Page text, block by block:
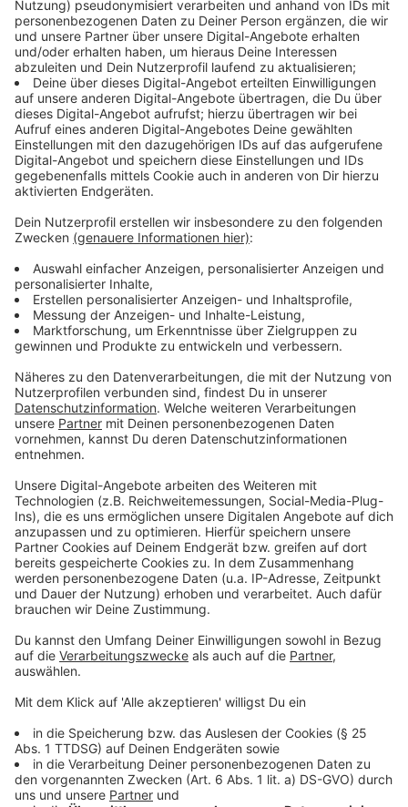
Aufregung vor dem Spielertunnel
Anzeige
Schon Mitte der ersten Halbzeit war es etwas
nickliger auf dem Platz geworden. Düsseldorfs
Routinier Adam Bodzek hält Marcel Platzek fest und
verhindert einen möglichen Bocholter Konter (24.). Der
Schiedsrichter belässt es bei einer Verwarnung.
Danach zeigt er zurecht "gelb" wegen Foulspiels
gegen Kevin Grund (Bocholt) und Niko Vukancic
Verwarnung gegen den Düsseldorfer Tom Geerkens.
Der geriet mit Bocholts Leander Goralski nach Abpfiff
der ersten Halbzeit direkt vor der dem Spielertunnel
aneinander. Nach der Pause gab es dafür "gelb" für
Goralski und einen Düsseldorfer Betreuer.
Anzeige
Erneut große Unterstützung durch Bocholter Fans
Anzeige
Ausgleich nach Aluminium-Treffern
Anzeige
Erste Chance für die Gastgeber direkt nach der Pause.
Nicolas Hirschberger prüft Sebastian Wickl.
BocholtsTorhüter hält den Schuss aus 16 Metern,
Danach immer wieder Platzek. Zunächst langer Ball
auf den Bocholter Kapitän. Der vernascht Fortuna-